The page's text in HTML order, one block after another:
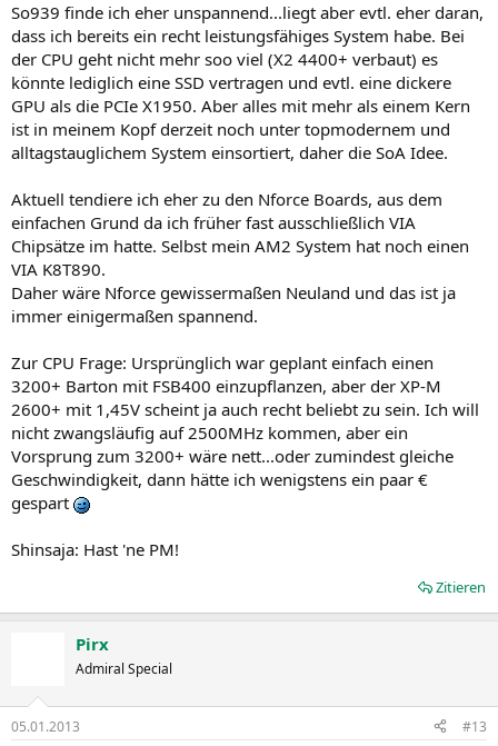
So939 finde ich eher unspannend...liegt aber evtl. eher daran,
dass ich bereits ein recht leistungsfähiges System habe. Bei
der CPU geht nicht mehr soo viel (X2 4400+ verbaut) es
könnte lediglich eine SSD vertragen und evtl. eine dickere
GPU als die PCIe X1950. Aber alles mit mehr als einem Kern
ist in meinem Kopf derzeit noch unter topmodernem und
alltagstauglichem System einsortiert, daher die SoA Idee.
Aktuell tendiere ich eher zu den Nforce Boards, aus dem
einfachen Grund da ich früher fast ausschließlich VIA
Chipsätze im hatte. Selbst mein AM2 System hat noch einen
VIA K8T890.
Daher wäre Nforce gewissermaßen Neuland und das ist ja
immer einigermaßen spannend.
Zur CPU Frage: Ursprünglich war geplant einfach einen
3200+ Barton mit FSB400 einzupflanzen, aber der XP-M
2600+ mit 1,45V scheint ja auch recht beliebt zu sein. Ich will
nicht zwangsläufig auf 2500MHz kommen, aber ein
Vorsprung zum 3200+ wäre nett...oder zumindest gleiche
Geschwindigkeit, dann hätte ich wenigstens ein paar €
gespart
Shinsaja: Hast 'ne PM!
Zitieren
Pirx
Admiral Special
05.01.2013 #13